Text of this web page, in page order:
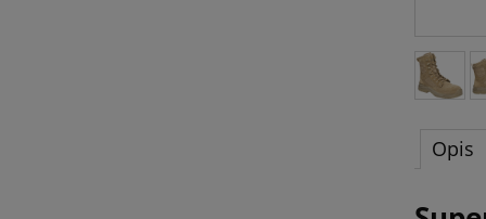
Opis